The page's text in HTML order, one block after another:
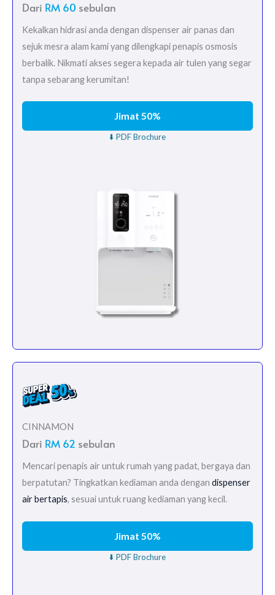
Dari RM 60 sebulan
Kekalkan hidrasi anda dengan dispenser air panas dan
sejuk mesra alam kami yang dilengkapi penapis osmosis
berbalik. Nikmati akses segera kepada air tulen yang segar
tanpa sebarang kerumitan!
Jimat 50%
⬇️ PDF Brochure
CINNAMON
Dari RM 62 sebulan
Mencari penapis air untuk rumah yang padat, bergaya dan
berpatutan? Tingkatkan kediaman anda dengan dispenser
air bertapis, sesuai untuk ruang kediaman yang kecil.
Jimat 50%
⬇️ PDF Brochure